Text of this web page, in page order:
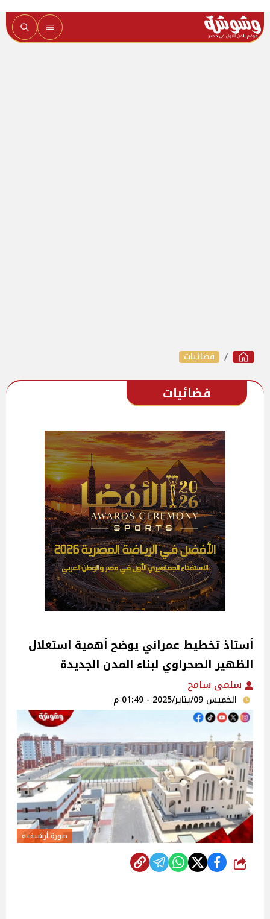
فضائيات
فضائيات
أستاذ تخطيط عمراني يوضح أهمية استغلال
الظهير الصحراوي لبناء المدن الجديدة‎
سلمى سامح
الخميس 09/يناير/2025 - 01:49 م
صورة أرشيفية
شارك